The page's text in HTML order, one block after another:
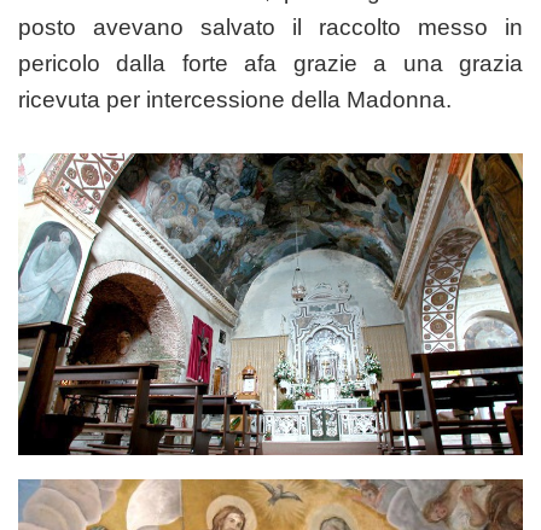
posto avevano salvato il raccolto messo in
pericolo dalla forte afa grazie a una grazia
ricevuta per intercessione della Madonna.